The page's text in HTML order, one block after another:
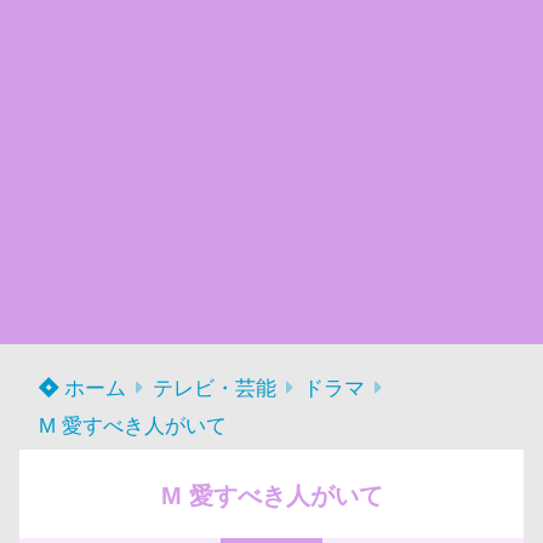
ホーム テレビ・芸能
ドラマ
M 愛すべき人がいて
M 愛すべき人がいて